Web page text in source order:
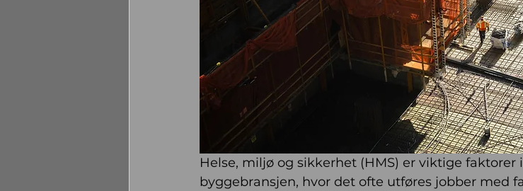
Helse, miljø og sikkerhet (HMS) er viktige faktorer
byggebransjen, hvor det ofte utføres jobber med